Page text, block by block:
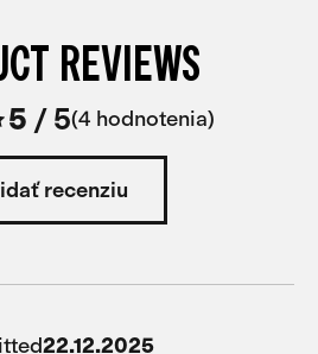
REVIEWS
5 /5 4 hodnotenia
recenziu
22.12.2025